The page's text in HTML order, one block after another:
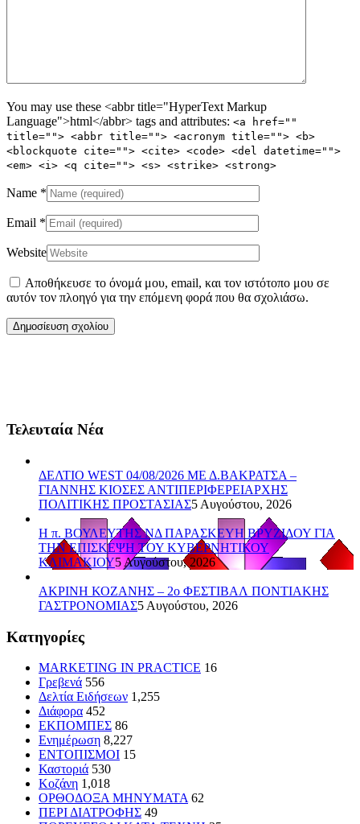
You may use these <abbr title="HyperText Markup
Language">html</abbr> tags and attributes: <a href=""
title=""> <abbr title=""> <acronym title=""> <b>
<blockquote cite=""> <cite> <code> <del datetime="">
<em> <i> <q cite=""> <s> <strike> <strong>
Name *
Email *
Website
Αποθήκευσε το όνομά μου, email, και τον ιστότοπο μου σε
αυτόν τον πλοηγό για την επόμενη φορά που θα σχολιάσω.
Τελευταία Νέα
ΔΕΛΤΙΟ WEST 04/08/2026 ΜΕ Δ.ΒΑΚΡΑΤΣΑ –
ΓΙΑΝΝΗΣ ΚΙΟΣΕΣ ΑΝΤΙΠΕΡΙΦΕΡΕΙΑΡΧΗΣ
ΠΟΛΙΤΙΚΗΣ ΠΡΟΣΤΑΣΙΑΣ5 Αυγούστου, 2026
Η π. ΒΟΥΛΕΥΤΗΣ ΝΔ ΠΑΡΑΣΚΕΥΗ ΒΡΥΖΙΔΟΥ ΓΙΑ
ΤΗΝ ΕΠΙΣΚΕΨΗ ΤΟΥ ΚΥΒΕΡΝΗΤΙΚΟΥ
ΚΛΙΜΑΚΙΟΥ5 Αυγούστου, 2026
ΑΚΡΙΝΗ ΚΟΖΑΝΗΣ – 2ο ΦΕΣΤΙΒΑΛ ΠΟΝΤΙΑΚΗΣ
ΓΑΣΤΡΟΝΟΜΙΑΣ5 Αυγούστου, 2026
Kατηγορίες
MARKETING IN PRACTICE 16
Γρεβενά 556
Δελτία Ειδήσεων 1,255
Διάφορα 452
ΕΚΠΟΜΠΕΣ 86
Ενημέρωση 8,227
ΕΝΤΟΠΙΣΜΟΙ 15
Καστοριά 530
Κοζάνη 1,018
ΟΡΘΟΔΟΞΑ ΜΗΝΥΜΑΤΑ 62
ΠΕΡΙ ΔΙΑΤΡΟΦΗΣ 49